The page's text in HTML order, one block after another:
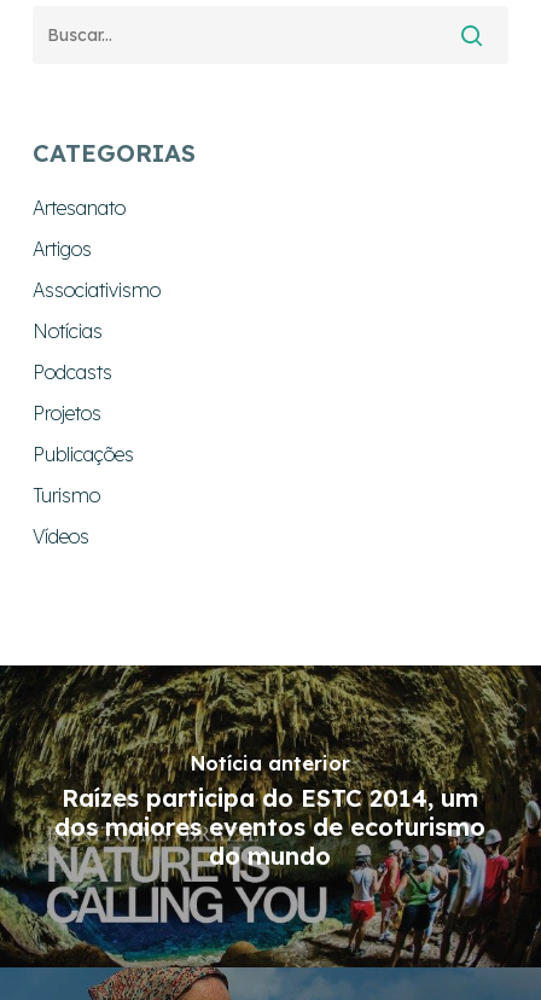
CATEGORIAS
Artesanato
Artigos
Associativismo
Notícias
Podcasts
Projetos
Publicações
Turismo
Vídeos
Notícia anterior
Raízes participa do ESTC 2014, um
dos maiores eventos de ecoturismo
do mundo